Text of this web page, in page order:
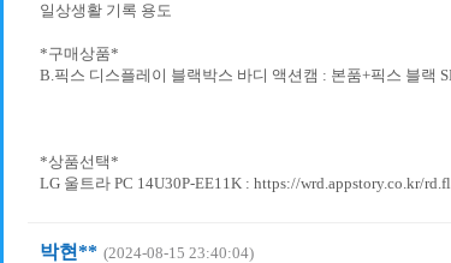
일상생활 기록 용도
*구매상품*
B.픽스 디스플레이 블랙박스 바디 액션캠 : 본품+픽스 블랙
*상품선택*
LG 울트라 PC 14U30P-EE11K : https://wrd.appstory.co.kr/
박현** (2024-08-15 23:40:04)